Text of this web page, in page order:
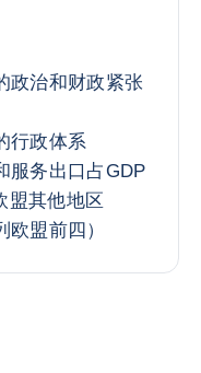
政治和财政紧张
行政体系
服务出口占GDP
盟其他地区
盟前四）